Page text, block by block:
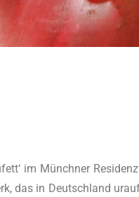
im Münch­ner
das in Deutsch­land